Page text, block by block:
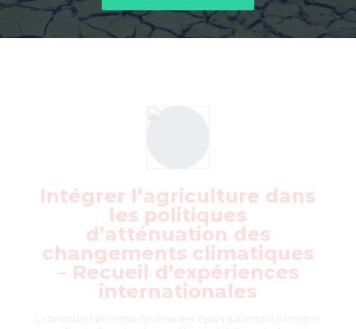
Intégrer l’agriculture dans
les politiques
d’atténuation des
changements climatiques
– Recueil d’expériences
internationales